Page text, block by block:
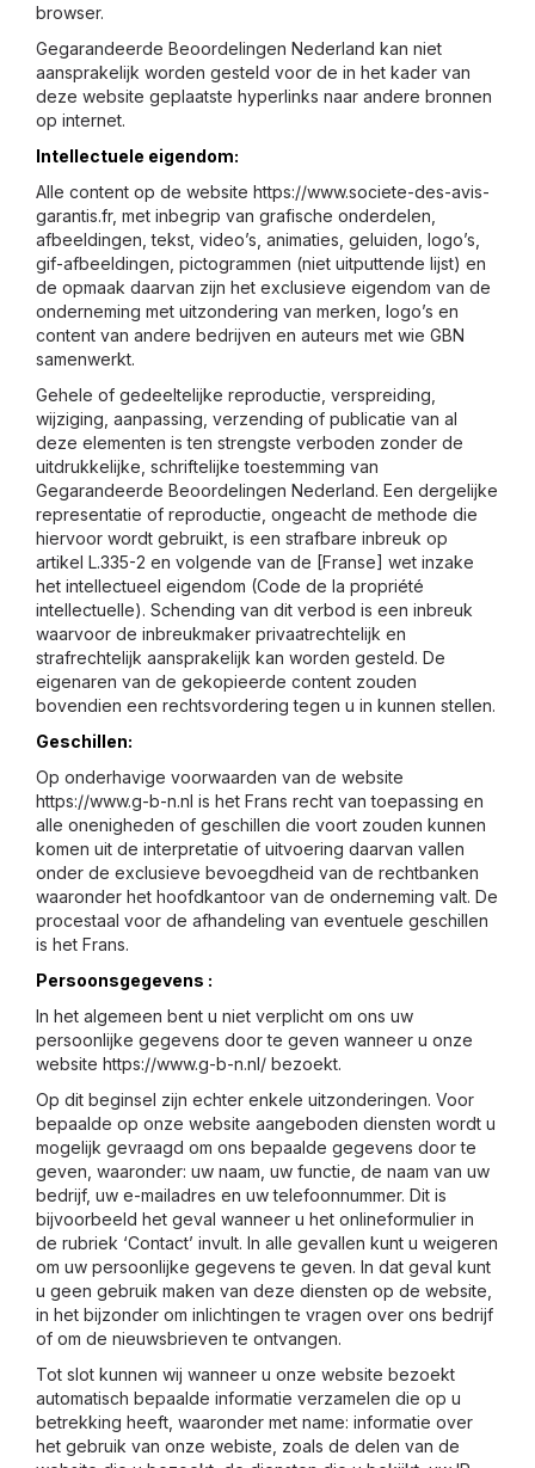
browser.
Gegarandeerde Beoordelingen Nederland kan niet
aansprakelijk worden gesteld voor de in het kader van
deze website geplaatste hyperlinks naar andere bronnen
op internet.
Intellectuele eigendom:
Alle content op de website https://www.societe-des-avis-
garantis.fr, met inbegrip van grafische onderdelen,
afbeeldingen, tekst, video’s, animaties, geluiden, logo’s,
gif-afbeeldingen, pictogrammen (niet uitputtende lijst) en
de opmaak daarvan zijn het exclusieve eigendom van de
onderneming met uitzondering van merken, logo’s en
content van andere bedrijven en auteurs met wie GBN
samenwerkt.
Gehele of gedeeltelijke reproductie, verspreiding,
wijziging, aanpassing, verzending of publicatie van al
deze elementen is ten strengste verboden zonder de
uitdrukkelijke, schriftelijke toestemming van
Gegarandeerde Beoordelingen Nederland. Een dergelijke
representatie of reproductie, ongeacht de methode die
hiervoor wordt gebruikt, is een strafbare inbreuk op
artikel L.335-2 en volgende van de [Franse] wet inzake
het intellectueel eigendom (Code de la propriété
intellectuelle). Schending van dit verbod is een inbreuk
waarvoor de inbreukmaker privaatrechtelijk en
strafrechtelijk aansprakelijk kan worden gesteld. De
eigenaren van de gekopieerde content zouden
bovendien een rechtsvordering tegen u in kunnen stellen.
Geschillen:
Op onderhavige voorwaarden van de website
https://www.g-b-n.nl is het Frans recht van toepassing en
alle onenigheden of geschillen die voort zouden kunnen
komen uit de interpretatie of uitvoering daarvan vallen
onder de exclusieve bevoegdheid van de rechtbanken
waaronder het hoofdkantoor van de onderneming valt. De
procestaal voor de afhandeling van eventuele geschillen
is het Frans.
Persoonsgegevens :
In het algemeen bent u niet verplicht om ons uw
persoonlijke gegevens door te geven wanneer u onze
website https://www.g-b-n.nl/ bezoekt.
Op dit beginsel zijn echter enkele uitzonderingen. Voor
bepaalde op onze website aangeboden diensten wordt u
mogelijk gevraagd om ons bepaalde gegevens door te
geven, waaronder: uw naam, uw functie, de naam van uw
bedrijf, uw e-mailadres en uw telefoonnummer. Dit is
bijvoorbeeld het geval wanneer u het onlineformulier in
de rubriek ‘Contact’ invult. In alle gevallen kunt u weigeren
om uw persoonlijke gegevens te geven. In dat geval kunt
u geen gebruik maken van deze diensten op de website,
in het bijzonder om inlichtingen te vragen over ons bedrijf
of om de nieuwsbrieven te ontvangen.
Tot slot kunnen wij wanneer u onze website bezoekt
automatisch bepaalde informatie verzamelen die op u
betrekking heeft, waaronder met name: informatie over
het gebruik van onze webiste, zoals de delen van de